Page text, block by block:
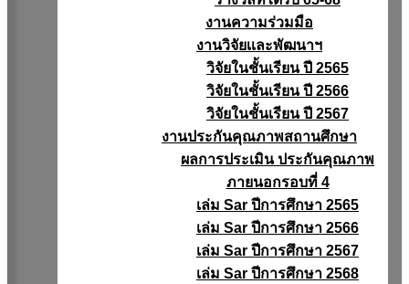
งานความร่วมมือ
งานวิจัยเเละพัฒนาฯ
วิจัยในชั้นเรียน ปี 2565
วิจัยในชั้นเรียน ปี 2566
วิจัยในชั้นเรียน ปี 2567
งานประกันคุณภาพสถานศึกษา
ผลการประเมิน ประกันคุณภาพ
ภายนอกรอบที่ 4
เล่ม Sar ปีการศึกษา 2565
เล่ม Sar ปีการศึกษา 2566
เล่ม Sar ปีการศึกษา 2567
เล่ม Sar ปีการศึกษา 2568